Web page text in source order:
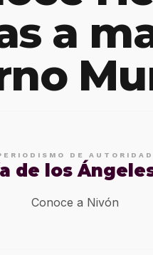
a
DE AUTORIDAD
de los
Conoce a Nivón